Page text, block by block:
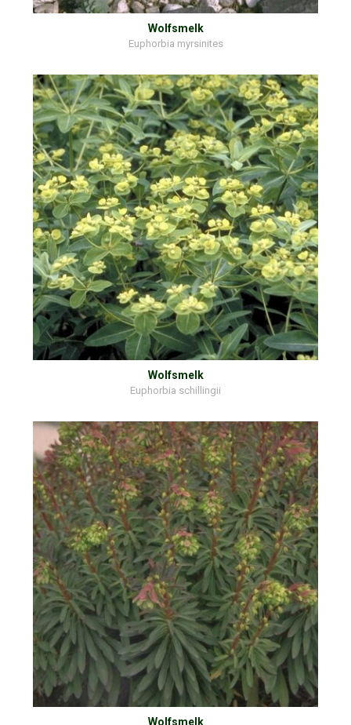
Wolfsmelk
Euphorbia myrsinites
Wolfsmelk
Euphorbia schillingii
Wolfsmelk